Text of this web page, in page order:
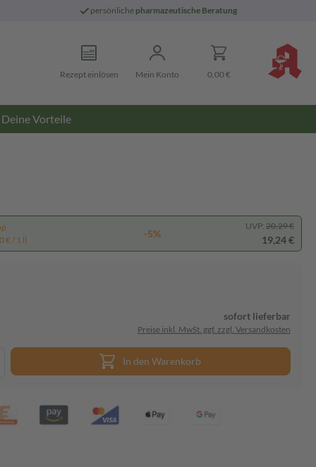
persönliche pharmazeutische Beratung
Rezept einlösen Mein Konto 0,00 €
Deine Vorteile
€ / 1 l)
-5%
UVP: 20,29 €
19,24 €
sofort lieferbar
Preise inkl. MwSt. ggf. zzgl. Versandkosten
In den Warenkorb